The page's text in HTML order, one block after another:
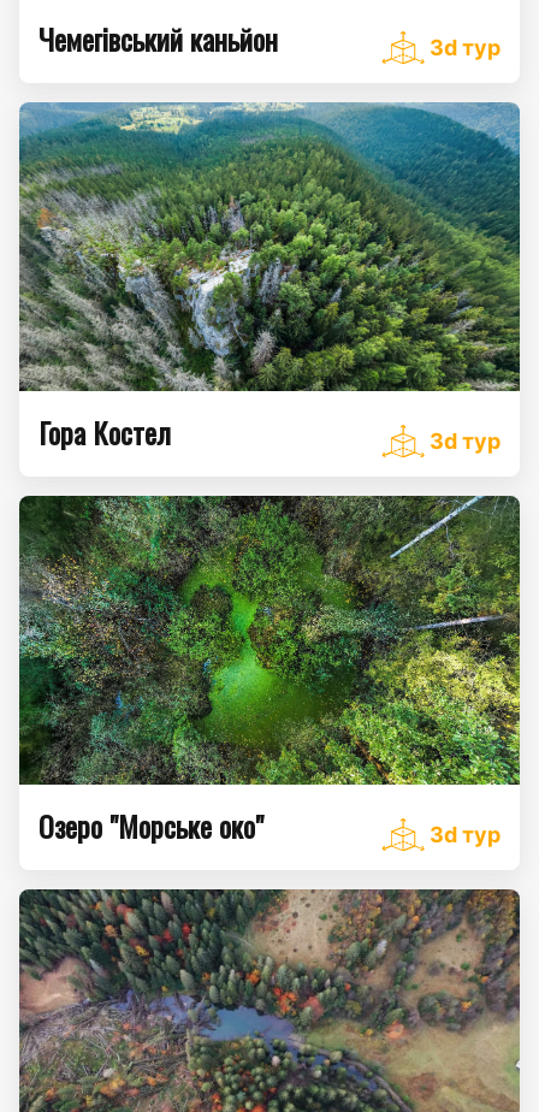
Чемегівський каньйон 3d тур
Гора Костел 3d тур
Озеро "Морське око" 3d тур